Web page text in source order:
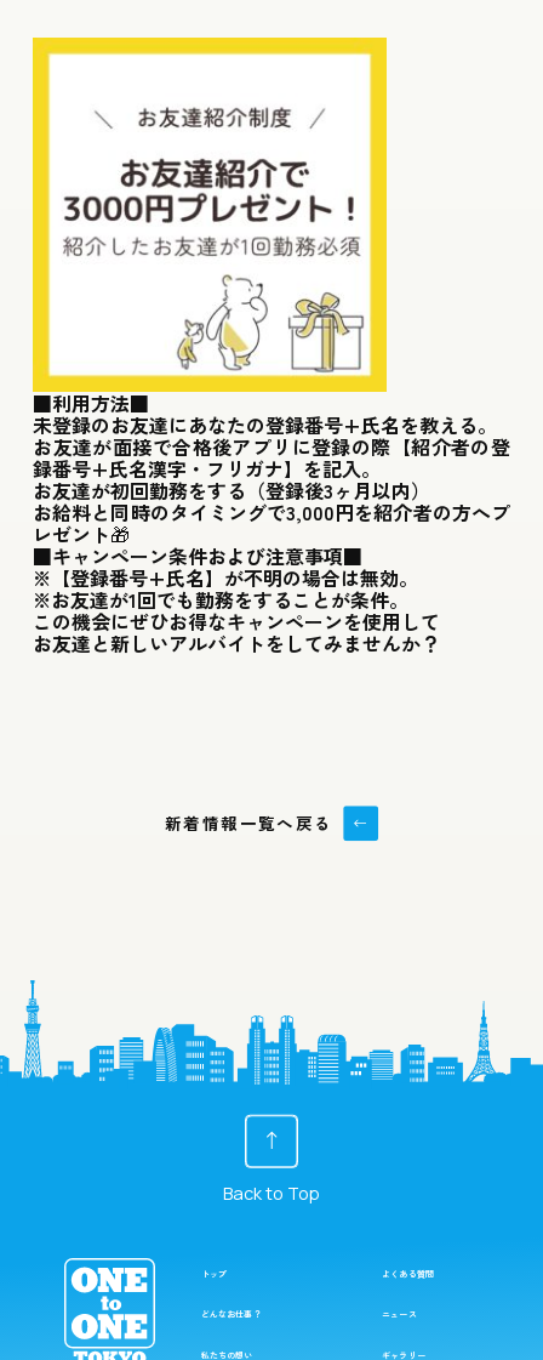
■利用方法■
未登録のお友達にあなたの登録番号+氏名を教える。
お友達が面接で合格後アプリに登録の際【紹介者の登
録番号+氏名漢字・フリガナ】を記入。
お友達が初回勤務をする（登録後3ヶ月以内）
お給料と同時のタイミングで3,000円を紹介者の方へプ
レゼント🎁
■キャンペーン条件および注意事項■
※【登録番号+氏名】が不明の場合は無効。
※お友達が1回でも勤務をすることが条件。
この機会にぜひお得なキャンペーンを使用して
お友達と新しいアルバイトをしてみませんか？
新着情報一覧へ戻る
Back to Top
トップ
どんなお仕事？
私たちの想い
よくある質問
ニュース
ギャラリー